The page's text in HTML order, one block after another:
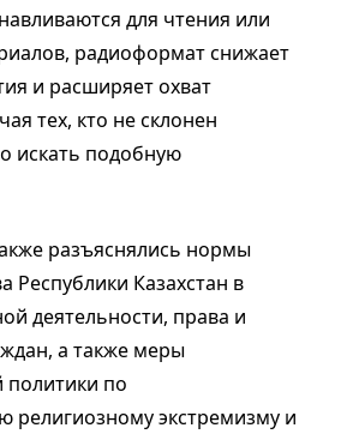
для чтения или
радиоформат снижает
и расширяет охват
тех, кто не склонен
искать подобную
разъяснялись нормы
Республики Казахстан в
деятельности, права и
а также меры
политики по
религиозному экстремизму и